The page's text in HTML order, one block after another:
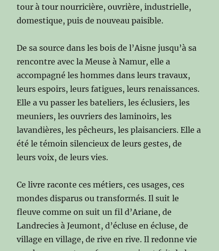
tour à tour nourricière, ouvrière, industrielle,
domestique, puis de nouveau paisible.
De sa source dans les bois de l’Aisne jusqu’à sa
rencontre avec la Meuse à Namur, elle a
accompagné les hommes dans leurs travaux,
leurs espoirs, leurs fatigues, leurs renaissances.
Elle a vu passer les bateliers, les éclusiers, les
meuniers, les ouvriers des laminoirs, les
lavandières, les pêcheurs, les plaisanciers. Elle a
été le témoin silencieux de leurs gestes, de
leurs voix, de leurs vies.
Ce livre raconte ces métiers, ces usages, ces
mondes disparus ou transformés. Il suit le
fleuve comme on suit un fil d’Ariane, de
Landrecies à Jeumont, d’écluse en écluse, de
village en village, de rive en rive. Il redonne vie